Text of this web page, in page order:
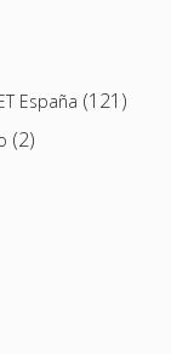
España (121)
(2)